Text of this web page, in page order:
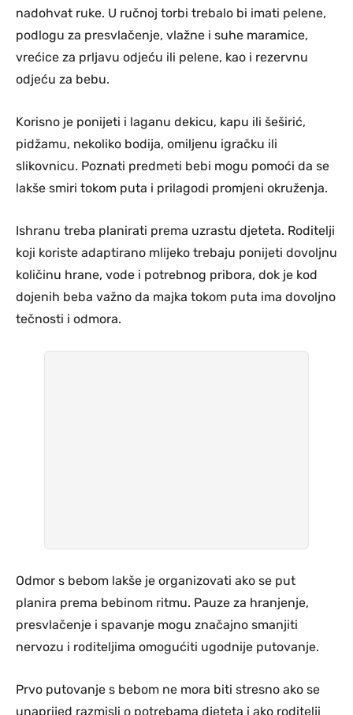
nadohvat ruke. U ručnoj torbi trebalo bi imati pelene,
podlogu za presvlačenje, vlažne i suhe maramice,
vrećice za prljavu odjeću ili pelene, kao i rezervnu
odjeću za bebu.
Korisno je ponijeti i laganu dekicu, kapu ili šeširić,
pidžamu, nekoliko bodija, omiljenu igračku ili
slikovnicu. Poznati predmeti bebi mogu pomoći da se
lakše smiri tokom puta i prilagodi promjeni okruženja.
Ishranu treba planirati prema uzrastu djeteta. Roditelji
koji koriste adaptirano mlijeko trebaju ponijeti dovoljnu
količinu hrane, vode i potrebnog pribora, dok je kod
dojenih beba važno da majka tokom puta ima dovoljno
tečnosti i odmora.
Odmor s bebom lakše je organizovati ako se put
planira prema bebinom ritmu. Pauze za hranjenje,
presvlačenje i spavanje mogu značajno smanjiti
nervozu i roditeljima omogućiti ugodnije putovanje.
Prvo putovanje s bebom ne mora biti stresno ako se
unaprijed razmisli o potrebama djeteta i ako roditelji